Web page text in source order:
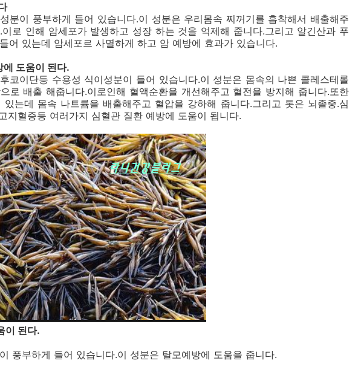
분이 풍부하게 들어 있습니다.이 성분은 우리몸속 찌꺼기를 흡착해서 배출해주
로 인해 암세포가 발생하고 성장 하는 것을 억제해 줍니다.그리고 알긴산과 푸
어 있는데 암세포르 사멸하게 하고 암 예방에 효과가 있습니다.
도움이 된다.
코이단등 수용성 식이성분이 들어 있습니다.이 성분은 몸속의 나쁜 콜레스테롤
로 배출 해줍니다.이로인해 혈액순환을 개선해주고 혈전을 방지해 줍니다.또한
는데 몸속 나트륨을 배출해주고 혈압을 강하해 줍니다.그리고 톳은 뇌졸중.심
지혈증등 여러가지 심혈관 질환 예방에 도움이 됩니다.
이 된다.
풍부하게 들어 있습니다.이 성분은 탈모예방에 도움을 줍니다.